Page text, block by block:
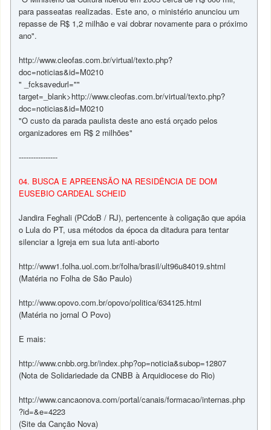
para passeatas realizadas. Este ano, o ministério anunciou um
repasse de R$ 1,2 milhão e vai dobrar novamente para o próximo
ano".
http://www.cleofas.com.br/virtual/texto.php?
doc=noticias&id=M0210
" _fcksavedurl=""
target=_blank>http://www.cleofas.com.br/virtual/texto.php?
doc=noticias&id=M0210
"O custo da parada paulista deste ano está orçado pelos
organizadores em R$ 2 milhões"
----------------
04. BUSCA E APREENSÃO NA RESIDÊNCIA DE DOM
EUSEBIO CARDEAL SCHEID
Jandira Feghali (PCdoB / RJ), pertencente à coligação que apóia
o Lula do PT, usa métodos da época da ditadura para tentar
silenciar a Igreja em sua luta anti-aborto
http://www1.folha.uol.com.br/folha/brasil/ult96u84019.shtml
(Matéria no Folha de São Paulo)
http://www.opovo.com.br/opovo/politica/634125.html
(Matéria no jornal O Povo)
E mais:
http://www.cnbb.org.br/index.php?op=noticia&subop=12807
(Nota de Solidariedade da CNBB à Arquidiocese do Rio)
http://www.cancaonova.com/portal/canais/formacao/internas.php
?id=&e=4223
(Site da Canção Nova)